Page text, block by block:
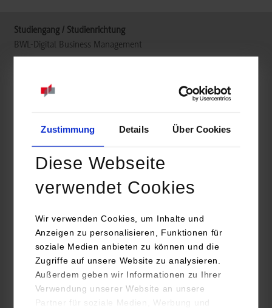
Zustimmung Details Über Cookies
Diese Webseite
verwendet Cookies
Wir verwenden Cookies, um Inhalte und
Anzeigen zu personalisieren, Funktionen für
soziale Medien anbieten zu können und die
Zugriffe auf unsere Website zu analysieren.
Außerdem geben wir Informationen zu Ihrer
Verwendung unserer Website an unsere
Partner für soziale Medien, Werbung und
BWL-Digital Business Management
EnBW Energie Baden-Württemberg AG
Fettweisstraße 42 d
76189 Karlsruhe
https://www.enbw.com/
Anna Imhoff
recruiting-youngtalents@enbw.com